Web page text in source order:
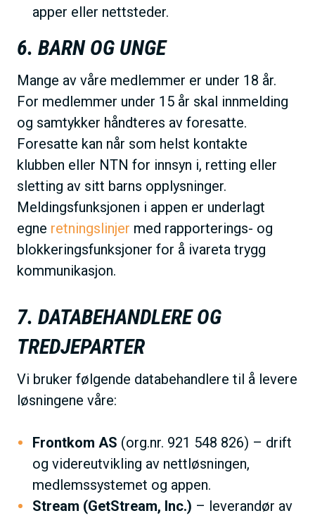
apper eller nettsteder.
6. BARN OG UNGE
Mange av våre medlemmer er under 18 år.
For medlemmer under 15 år skal innmelding
og samtykker håndteres av foresatte.
Foresatte kan når som helst kontakte
klubben eller NTN for innsyn i, retting eller
sletting av sitt barns opplysninger.
Meldingsfunksjonen i appen er underlagt
egne retningslinjer med rapporterings- og
blokkeringsfunksjoner for å ivareta trygg
kommunikasjon.
7. DATABEHANDLERE OG
TREDJEPARTER
Vi bruker følgende databehandlere til å levere
løsningene våre:
Frontkom AS (org.nr. 921 548 826) – drift
og videreutvikling av nettløsningen,
medlemssystemet og appen.
Stream (GetStream, Inc.) – leverandør av